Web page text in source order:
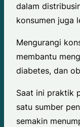
dalam
konsumen juga
Mengurangi
membantu
diabetes, dan
Saat ini praktik
satu sumber
semakin